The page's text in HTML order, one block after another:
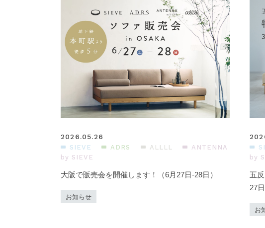
2026.05.26
SIEVE ADRS ALLLL
ANTENNA
by SIEVE
大阪で販売会を開催します！（6月27日-28日）
お知らせ
by
五
27
お